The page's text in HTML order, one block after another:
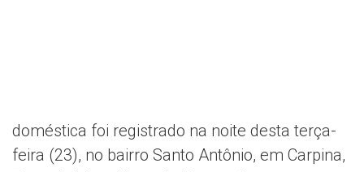
doméstica foi registrado na noite desta terça-
feira (23), no bairro Santo Antônio, em Carpina,